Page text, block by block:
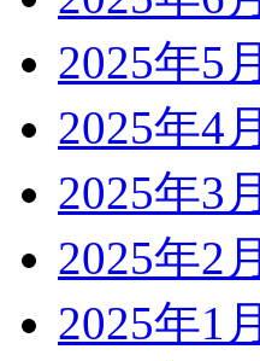
2025年5月
2025年4月
2025年3月
2025年2月
2025年1月